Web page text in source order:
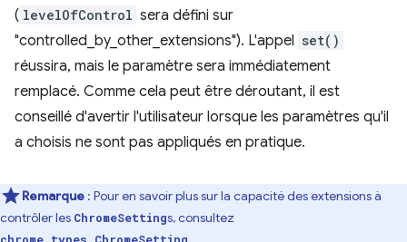
( levelOfControl sera défini sur
"controlled_by_other_extensions"). L'appel set()
réussira, mais le paramètre sera immédiatement
remplacé. Comme cela peut être déroutant, il est
conseillé d'avertir l'utilisateur lorsque les paramètres qu'il
a choisis ne sont pas appliqués en pratique.
Remarque : Pour en savoir plus sur la capacité des extensions à
contrôler les ChromeSettings, consultez